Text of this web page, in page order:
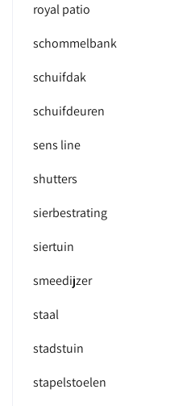
royal patio
schommelbank
schuifdak
schuifdeuren
sens line
shutters
sierbestrating
siertuin
smeedijzer
staal
stadstuin
stapelstoelen